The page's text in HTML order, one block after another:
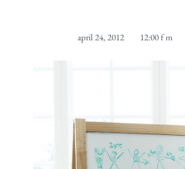
april 24, 2012 12:00 f m